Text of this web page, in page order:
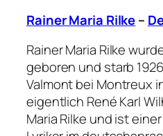
Rainer Maria Rilke–
Rainer Maria Rilke
geboren und starb
Valmont bei Montreux
eigentlich René Karl
Maria Rilke und ist